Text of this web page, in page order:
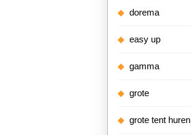
dorema
easy up
gamma
grote
grote tent huren